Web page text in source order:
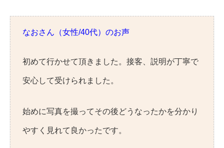
なおさん（女性/40代）のお声
初めて行かせて頂きました。接客、説明が丁寧で
安心して受けられました。
始めに写真を撮ってその後どうなったかを分かり
やすく見れて良かったです。